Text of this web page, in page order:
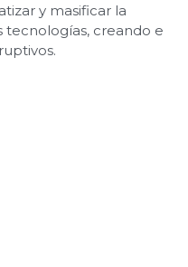
y masificar la
tecnologías, creando e